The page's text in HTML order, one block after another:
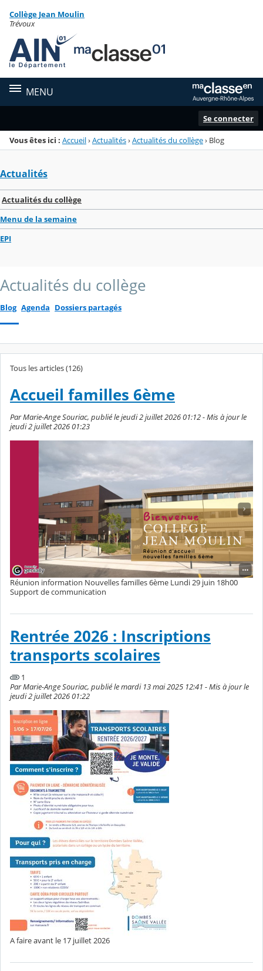
Menu de la rubrique
Contenu
Collège Jean Moulin
Trévoux
MENU
Se connecter
Vous êtes ici : Accueil›Actualités›Actualités du collège› Blog
Actualités
Actualités du collège
Menu de la semaine
EPI
Actualités du collège
Blog Agenda Dossiers partagés
Tous les articles (126)
Accueil familles 6ème
Par Marie-Ange Souriac, publié le jeudi 2 juillet 2026 01:12 - Mis à jour le
jeudi 2 juillet 2026 01:23
Réunion information Nouvelles familles 6ème Lundi 29 juin 18h00
Support de communication
Rentrée 2026 : Inscriptions
transports scolaires
1
Par Marie-Ange Souriac, publié le mardi 13 mai 2025 12:41 - Mis à jour le
jeudi 2 juillet 2026 01:22
A faire avant le 17 juillet 2026